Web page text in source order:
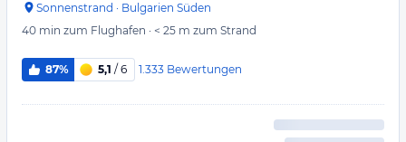
Sonnenstrand · Bulgarien Süden
40 min zum Flughafen · < 25 m zum Strand
87% 5,1 / 6 1.333 Bewertungen